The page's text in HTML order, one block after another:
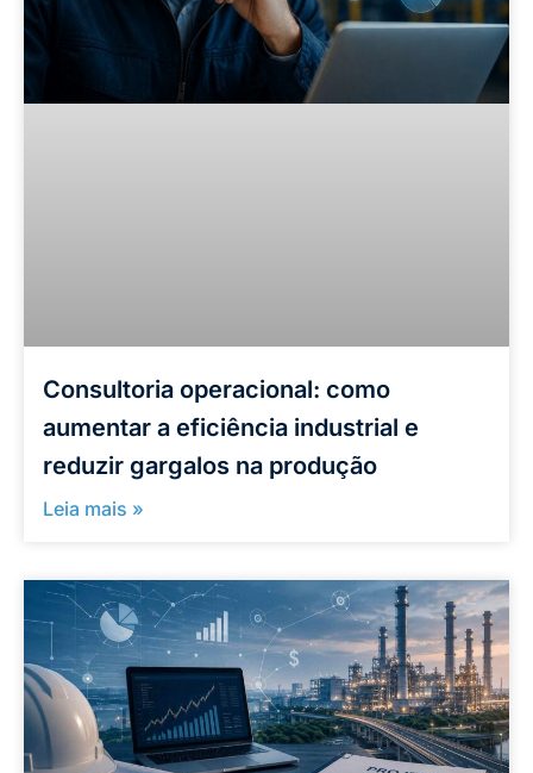
Consultoria operacional: como
aumentar a eficiência industrial e
reduzir gargalos na produção
Leia mais »